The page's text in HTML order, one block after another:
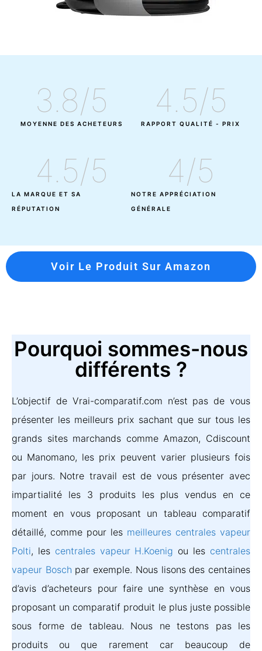
MOYENNE DES ACHETEURS
3.8/5
RAPPORT QUALITÉ - PRIX
4.5/5
LA MARQUE ET SA
RÉPUTATION
4.5/5
NOTRE APPRÉCIATION
GÉNÉRALE
4/5
Voir Le Produit Sur Amazon
Pourquoi sommes-nous
différents ?
L’objectif de Vrai-comparatif.com n’est pas de vous
présenter les meilleurs prix sachant que sur tous les
grands sites marchands comme Amazon, Cdiscount
ou Manomano, les prix peuvent varier plusieurs fois
par jours. Notre travail est de vous présenter avec
impartialité les 3 produits les plus vendus en ce
moment en vous proposant un tableau comparatif
détaillé, comme pour les meilleures centrales vapeur
Polti, les centrales vapeur H.Koenig ou les centrales
vapeur Bosch par exemple. Nous lisons des centaines
d’avis d’acheteurs pour faire une synthèse en vous
proposant un comparatif produit le plus juste possible
sous forme de tableau. Nous ne testons pas les
produits ou que rarement car beaucoup de